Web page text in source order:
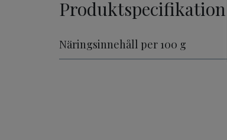
Produktspecifikation
Näringsinnehåll per 100 g